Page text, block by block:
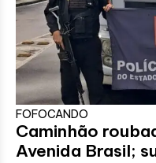
FOFOCANDO
Caminhão
Avenida Brasil;